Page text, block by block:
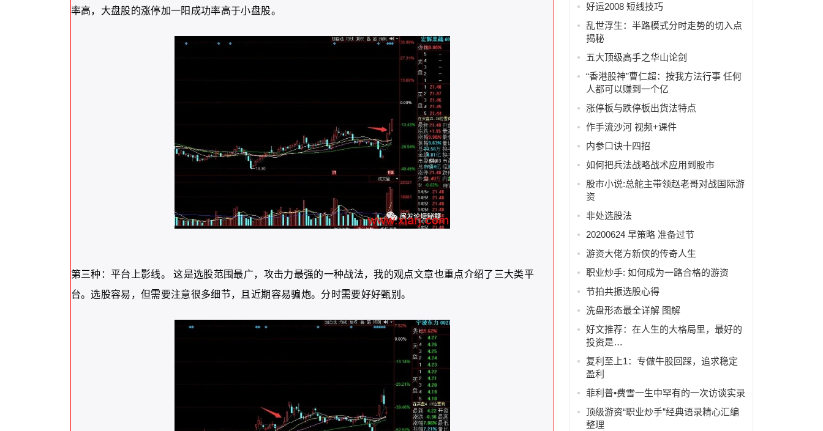
率高，大盘股的涨停加一阳成功率高于小盘股。
第三种：平台上影线。 这是选股范围最广，攻击力最强的一种战法，我的观点文章也重点介绍了三大类平
台。选股容易，但需要注意很多细节，且近期容易骗炮。分时需要好好甄别。
好运2008 短线技巧
乱世浮生：半路模式分时走势的切入点
揭秘
五大顶级高手之华山论剑
“香港股神”曹仁超：按我方法行事 任何
人都可以赚到一个亿
涨停板与跌停板出货法特点
作手流沙河 视频+课件
内参口诀十四招
如何把兵法战略战术应用到股市
股市小说:总舵主带领赵老哥对战国际游
资
非处选股法
20200624 早策略 准备过节
游资大佬方新侠的传奇人生
职业炒手: 如何成为一路合格的游资
节拍共振选股心得
洗盘形态最全详解 图解
好文推荐：在人生的大格局里，最好的
投资是…
复利至上1：专做牛股回踩，追求稳定
盈利
菲利普•费雪一生中罕有的一次访谈实录
顶级游资“职业炒手”经典语录精心汇编
整理